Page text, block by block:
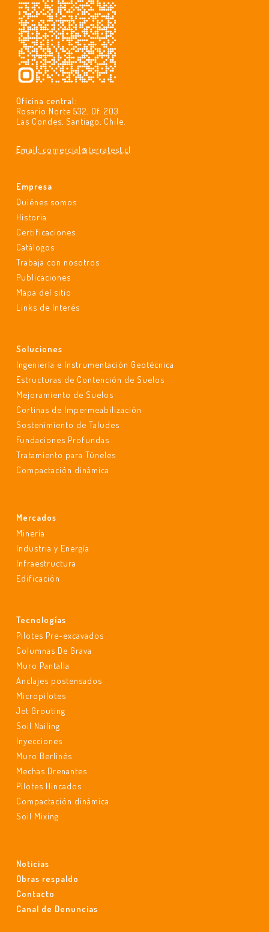
Oficina central:
Rosario Norte 532, Of. 203
Las Condes, Santiago, Chile.
Email: comercial@terratest.cl
Empresa
Quiénes somos
Historia
Certificaciones
Catálogos
Trabaja con nosotros
Publicaciones
Mapa del sitio
Links de Interés
Soluciones
Ingeniería e Instrumentación Geotécnica
Estructuras de Contención de Suelos
Mejoramiento de Suelos
Cortinas de Impermeabilización
Sostenimiento de Taludes
Fundaciones Profundas
Tratamiento para Túneles
Compactación dinámica
Mercados
Minería
Industria y Energía
Infraestructura
Edificación
Tecnologías
Pilotes Pre-excavados
Columnas De Grava
Muro Pantalla
Anclajes postensados
Micropilotes
Jet Grouting
Soil Nailing
Inyecciones
Muro Berlinés
Mechas Drenantes
Pilotes Hincados
Compactación dinámica
Soil Mixing
Noticias
Obras respaldo
Contacto
Canal de Denuncias